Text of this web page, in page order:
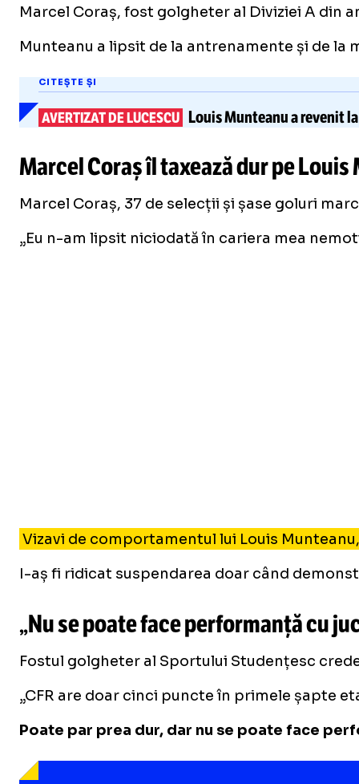
Marcel Coraș, fost golgheter al Diviziei A din
Munteanu a lipsit de la antrenamente și de
CITEȘTE ȘI
AVERTIZAT DE LUCESCU Louis Munteanua revenit
Marcel Coraș îl taxează dur pe Louis
Marcel Coraș, 37 de selecții și șase goluri
„Eu n-am lipsit niciodată în cariera mea
Vizavi de comportamentul lui Louis
I-aș fi ridicat suspendarea doar când
„Nu se poate face performanță cu
Fostul golgheter al Sportului Studențesc
„CFR are doar cinci puncte în primele șapte
Poate par prea dur, dar nu se poate face